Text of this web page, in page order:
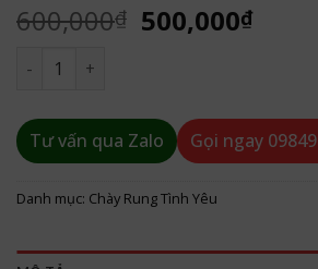
600,000₫ Giá
500,000₫Giá
Máy Rung Massage Điểm G Anna - 10
Tư vấn qua Zalo Gọi ngay
Danh mục: Chày Rung Tình Yêu